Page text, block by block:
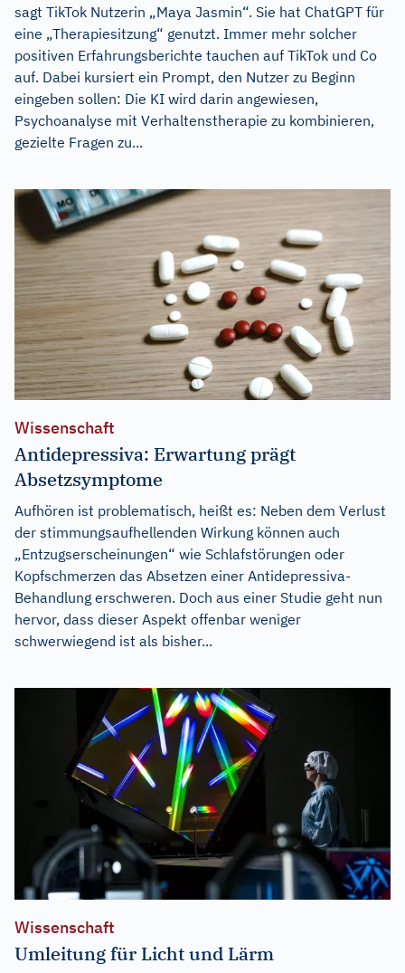
sagt TikTok Nutzerin „Maya Jasmin“. Sie hat ChatGPT für
eine „Therapiesitzung“ genutzt. Immer mehr solcher
positiven Erfahrungsberichte tauchen auf TikTok und Co
auf. Dabei kursiert ein Prompt, den Nutzer zu Beginn
eingeben sollen: Die KI wird darin angewiesen,
Psychoanalyse mit Verhaltenstherapie zu kombinieren,
gezielte Fragen zu...
Wissenschaft
Antidepressiva: Erwartung prägt
Absetzsymptome
Aufhören ist problematisch, heißt es: Neben dem Verlust
der stimmungsaufhellenden Wirkung können auch
„Entzugserscheinungen“ wie Schlafstörungen oder
Kopfschmerzen das Absetzen einer Antidepressiva-
Behandlung erschweren. Doch aus einer Studie geht nun
hervor, dass dieser Aspekt offenbar weniger
schwerwiegend ist als bisher...
Wissenschaft
Umleitung für Licht und Lärm